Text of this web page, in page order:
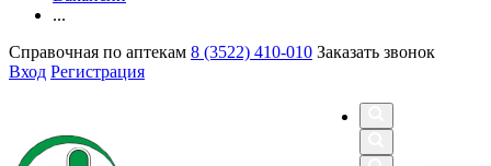
...
Справочная по аптекам 8 (3522) 410-010 Заказать звонок
Вход Регистрация